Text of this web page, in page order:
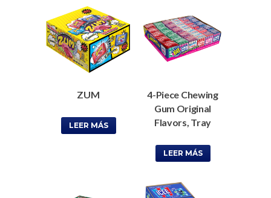
ZUM
LEER MÁS
4-Piece Chewing
Gum Original
Flavors, Tray
LEER MÁS